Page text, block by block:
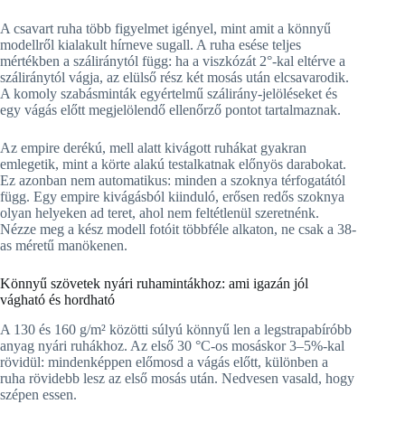
A csavart ruha több figyelmet igényel, mint amit a könnyű
modellről kialakult hírneve sugall. A ruha esése teljes
mértékben a száliránytól függ: ha a viszkózát 2°-kal eltérve a
száliránytól vágja, az elülső rész két mosás után elcsavarodik.
A komoly szabásminták egyértelmű szálirány-jelöléseket és
egy vágás előtt megjelölendő ellenőrző pontot tartalmaznak.
Az empire derékú, mell alatt kivágott ruhákat gyakran
emlegetik, mint a körte alakú testalkatnak előnyös darabokat.
Ez azonban nem automatikus: minden a szoknya térfogatától
függ. Egy empire kivágásból kiinduló, erősen redős szoknya
olyan helyeken ad teret, ahol nem feltétlenül szeretnénk.
Nézze meg a kész modell fotóit többféle alkaton, ne csak a 38-
as méretű manökenen.
Könnyű szövetek nyári ruhamintákhoz: ami igazán jól
vágható és hordható
A 130 és 160 g/m² közötti súlyú könnyű len a legstrapabíróbb
anyag nyári ruhákhoz. Az első 30 °C-os mosáskor 3–5%-kal
rövidül: mindenképpen előmosd a vágás előtt, különben a
ruha rövidebb lesz az első mosás után. Nedvesen vasald, hogy
szépen essen.